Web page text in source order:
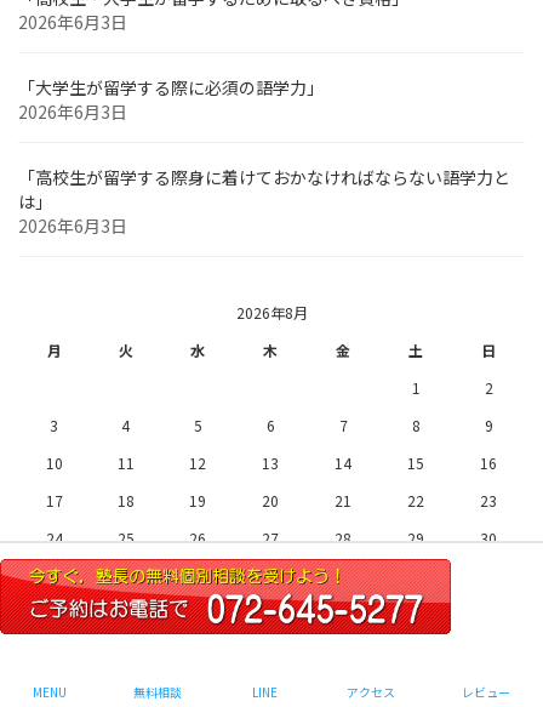
2026年6月3日
「大学生が留学する際に必須の語学力」
2026年6月3日
「高校生が留学する際身に着けておかなければならない語学力と
は」
2026年6月3日
2026年8月
月
火 水 木 金 土
日
1
2
3
4 5 6 7 8
9
10
11 12 13 14 15
16
17
18 19 20 21 22
23
24
25 26 27 28 29
30
31
« 7月
Copyright © 圧倒的実績ミリカ予備校 All Rights Reserved.
MENU 無料相談 LINE アクセス レビュー